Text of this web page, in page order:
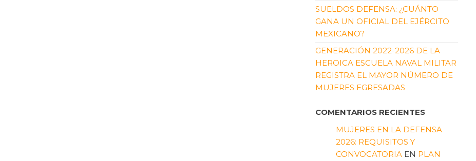
SUELDOS DEFENSA: ¿CUÁNTO
GANA UN OFICIAL DEL EJÉRCITO
MEXICANO?
GENERACIÓN 2022-2026 DE LA
HEROICA ESCUELA NAVAL MILITAR
REGISTRA EL MAYOR NÚMERO DE
MUJERES EGRESADAS
COMENTARIOS RECIENTES
MUJERES EN LA DEFENSA
2026: REQUISITOS Y
CONVOCATORIAEN PLAN